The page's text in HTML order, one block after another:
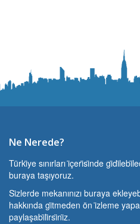
Ne Nerede?
Türki̇ye sınırları i̇çeri̇si̇nde
buraya taşıyoruz.
Si̇zlerde mekanınızı buraya
hakkında gi̇tmeden ön i̇zleme
paylaşabi̇li̇rsi̇ni̇z.